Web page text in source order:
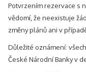
Potvrzením rezervace s
vědomí, že neexistuje
změny plánů ani v
Důležité oznámení:
České Národní Banky v